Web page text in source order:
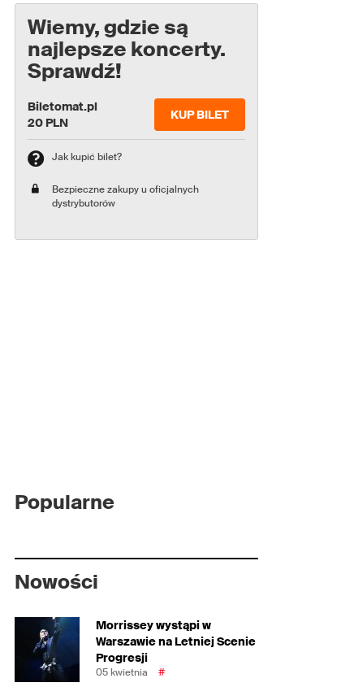
Wiemy, gdzie są
najlepsze koncerty.
Sprawdź!
Biletomat.pl
20 PLN
KUP BILET
Jak kupić bilet?
Bezpieczne zakupy u oficjalnych
dystrybutorów
Popularne
Nowości
Morrissey wystąpi w
Warszawie na Letniej Scenie
Progresji
05 kwietnia #